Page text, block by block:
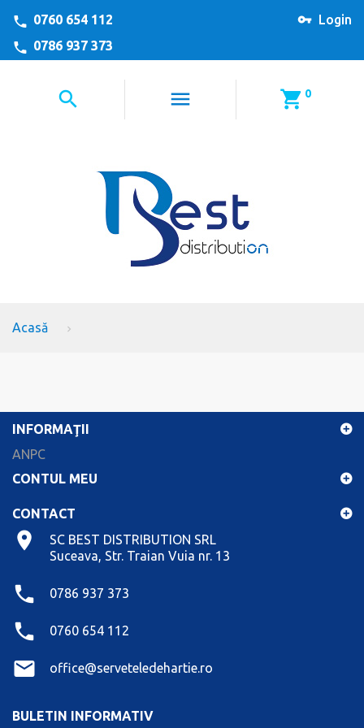
Login
0760 654 112
0786 937 373
0
Acasă
INFORMAŢII
ANPC
CONTUL MEU
CONTACT
SC BEST DISTRIBUTION SRL
Suceava, Str. Traian Vuia nr. 13
0786 937 373
0760 654 112
office@serveteledehartie.ro
BULETIN INFORMATIV